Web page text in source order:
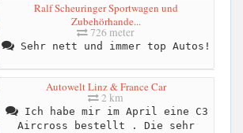
Ralf Scheuringer Sportwagen und
Zubehörhande...
726 meter
Sehr nett und immer top Autos!
Autowelt Linz & France Car
2 km
Ich habe mir im April eine C3
Aircross bestellt . Die sehr